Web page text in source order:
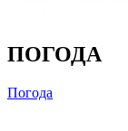
ПОГОДА
Погода